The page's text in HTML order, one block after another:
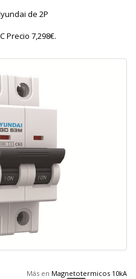
de 2P
Precio 7,298€.
Más en Magnetotermicos 10kA